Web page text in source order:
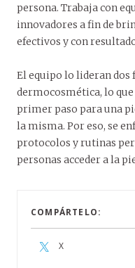
persona. Trabaja con
innovadores a fin de
efectivos y con
El equipo lo lideran dos
dermocosmética, lo
primer paso para una
la misma. Por eso, se
protocolos y rutinas
personas acceder a la
COMPÁRTELO:
X